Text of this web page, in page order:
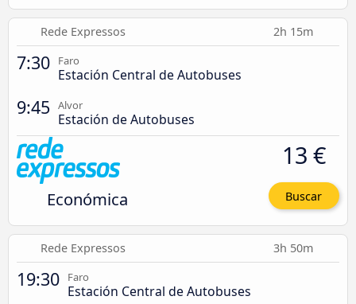
Rede Expressos 2h 15m
7:30 Faro
Estación Central de Autobuses
9:45 Alvor
Estación de Autobuses
Económica
13 €
Buscar
Rede Expressos 3h 50m
19:30 Faro
Estación Central de Autobuses